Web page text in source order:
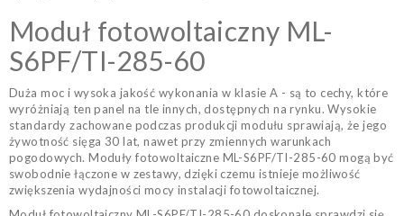
Moduł fotowoltaiczny ML-
S6PF/TI-285-60
Duża moc i wysoka jakość wykonania w klasie A - są to cechy, które
wyróżniają ten panel na tle innych, dostępnych na rynku. Wysokie
standardy zachowane podczas produkcji modułu sprawiają, że jego
żywotność sięga 30 lat, nawet przy zmiennych warunkach
pogodowych. Moduły fotowoltaiczne ML-S6PF/TI-285-60 mogą być
swobodnie łączone w zestawy, dzięki czemu istnieje możliwość
zwiększenia wydajności mocy instalacji fotowoltaicznej.